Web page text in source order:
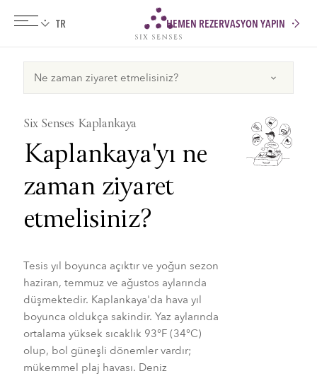
Six senses
HEMEN REZERVASYON YAPIN
Six Senses Kaplankaya
Kaplankaya'yı ne
zaman ziyaret
etmelisiniz?
Tesis yıl boyunca açıktır ve yoğun sezon
haziran, temmuz ve ağustos aylarında
düşmektedir. Kaplankaya'da hava yıl
boyunca oldukça sakindir. Yaz aylarında
ortalama yüksek sıcaklık 93°F (34°C)
olup, bol güneşli dönemler vardır;
mükemmel plaj havası. Deniz